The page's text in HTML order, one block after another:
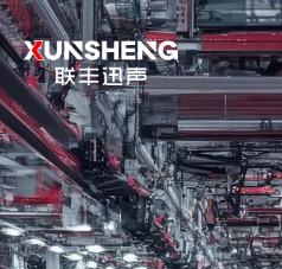
跳
至
内
容